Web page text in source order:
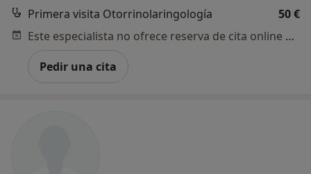
Primera visita Otorrinolaringología
50 €
Este especialista no ofrece reserva de cita online en esta dirección.
Pedir una cita